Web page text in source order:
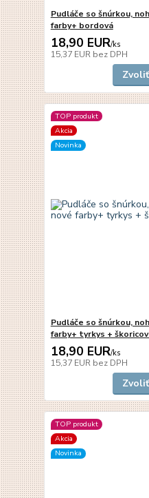
Pudláče so šnúrkou,
farby+ bordová
18,90 EUR/ks
15,37 EUR bez DPH
TOP produkt
Akcia
Novinka
Pudláče so šnúrkou,
farby+ tyrkys +
18,90 EUR/ks
15,37 EUR bez DPH
TOP produkt
Akcia
Novinka